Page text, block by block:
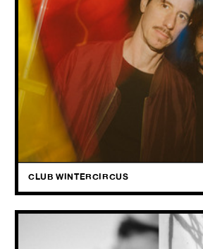
29.05
2026
Dijf Sanders & Segers brengen een
field recordings, ritme en trance.
CLUB WINTERCIRCUS
BRUIT ≤ & KISS THE ANUS OF